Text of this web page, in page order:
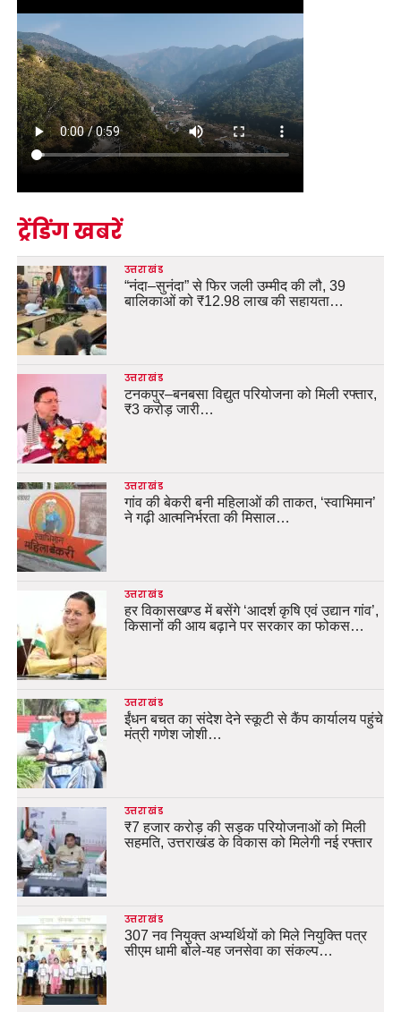
ट्रेंडिंग खबरें
उत्तराखंड
“नंदा–सुनंदा” से फिर जली उम्मीद की लौ, 39
बालिकाओं को ₹12.98 लाख की सहायता…
उत्तराखंड
टनकपुर–बनबसा विद्युत परियोजना को मिली रफ्तार,
₹3 करोड़ जारी…
उत्तराखंड
गांव की बेकरी बनी महिलाओं की ताकत, ‘स्वाभिमान’
ने गढ़ी आत्मनिर्भरता की मिसाल…
उत्तराखंड
हर विकासखण्ड में बसेंगे ‘आदर्श कृषि एवं उद्यान गांव’,
किसानों की आय बढ़ाने पर सरकार का फोकस…
उत्तराखंड
ईंधन बचत का संदेश देने स्कूटी से कैंप कार्यालय पहुंचे
मंत्री गणेश जोशी…
उत्तराखंड
₹7 हजार करोड़ की सड़क परियोजनाओं को मिली
सहमति, उत्तराखंड के विकास को मिलेगी नई रफ्तार
उत्तराखंड
307 नव नियुक्त अभ्यर्थियों को मिले नियुक्ति पत्र
सीएम धामी बोले-यह जनसेवा का संकल्प…